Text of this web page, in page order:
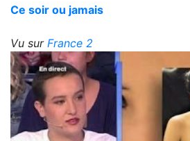
Ce soir ou jamais
Vu sur France 2